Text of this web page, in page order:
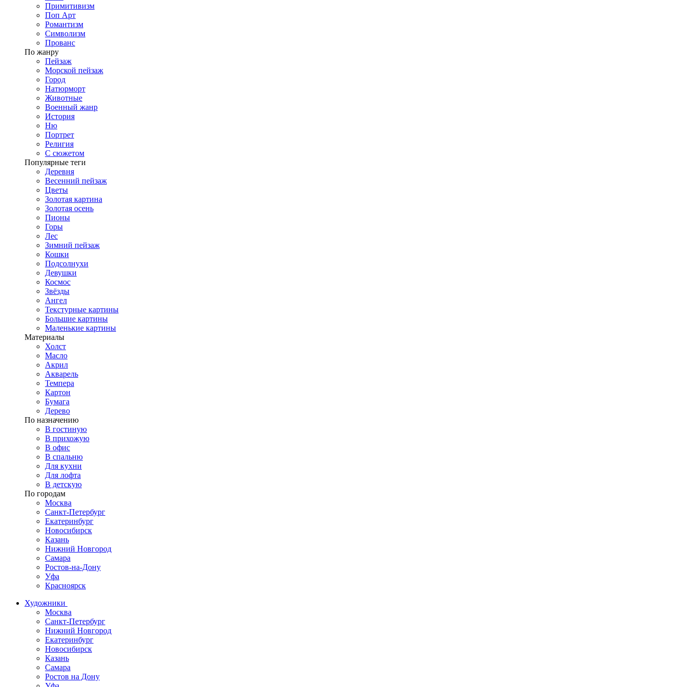
Примитивизм
Поп Арт
Романтизм
Символизм
Прованс
По жанру
Пейзаж
Морской пейзаж
Город
Натюрморт
Животные
Военный жанр
История
Ню
Портрет
Религия
С сюжетом
Популярные теги
Деревня
Весенний пейзаж
Цветы
Золотая картина
Золотая осень
Пионы
Горы
Лес
Зимний пейзаж
Кошки
Подсолнухи
Девушки
Космос
Звёзды
Ангел
Текстурные картины
Большие картины
Маленькие картины
Материалы
Холст
Масло
Акрил
Акварель
Темпера
Картон
Бумага
Дерево
По назначению
В гостиную
В прихожую
В офис
В спальню
Для кухни
Для лофта
В детскую
По городам
Москва
Санкт-Петербург
Екатеринбург
Новосибирск
Казань
Нижний Новгород
Самара
Ростов-на-Дону
Уфа
Красноярск
Художники
Москва
Санкт-Петербург
Нижний Новгород
Екатеринбург
Новосибирск
Казань
Самара
Ростов на Дону